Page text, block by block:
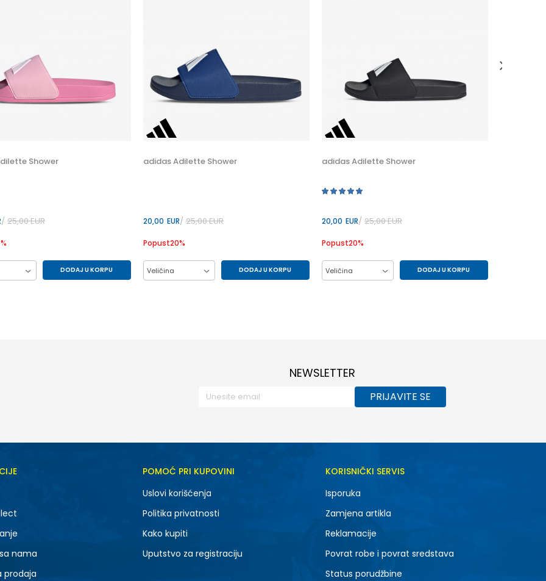
Shower
25,00EUR
%
DODAJ U KORPU
adidas Adilette Shower
20,00 EUR 25,00EUR
Popust20%
Veličina DODAJ U KORPU
adidas Adilette Shower
20,00 EUR 25,00EUR
Popust20%
Veličina DODAJ U KORPU
28,00
NEWSLETTER
PRIJAVITE SE
nama
prodaja
POMOĆ PRI KUPOVINI
Uslovi korišćenja
Politika privatnosti
Kako kupiti
Uputstvo za registraciju
KORISNIČKI SERVIS
Isporuka
Zamjena artikla
Reklamacije
Povrat robe i povrat sredstava
Status porudžbine